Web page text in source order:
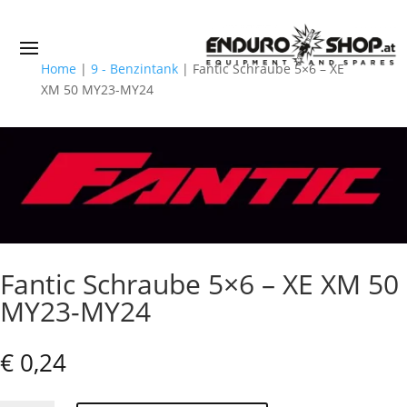
Home | 9 - Benzintank| Fantic Schraube 5×6 – XE
XM 50 MY23-MY24
Fantic Schraube 5×6 – XE XM 50
MY23-MY24
€ 0,24